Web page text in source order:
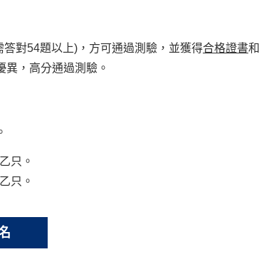
答對54題以上)，方可通過測驗，並獲得合格證書和
異，高分通過測驗。
只。
只。